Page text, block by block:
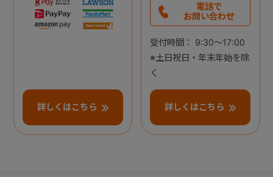
詳しくはこちら
電話で
お問い合わせ
受付時間： 9:30～17:00
※土日祝日・年末年始を除
く
詳しくはこちら